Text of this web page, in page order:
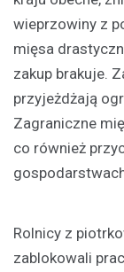
wieprzowiny z
mięsa
zakup brakuje.
przyjeżdżają
Zagraniczne
co również
Rolnicy z
zablokowali